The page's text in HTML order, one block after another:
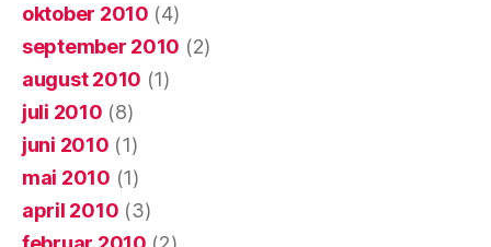
oktober 2010 (4)
september 2010 (2)
august 2010 (1)
juli 2010 (8)
juni 2010 (1)
mai 2010 (1)
april 2010 (3)